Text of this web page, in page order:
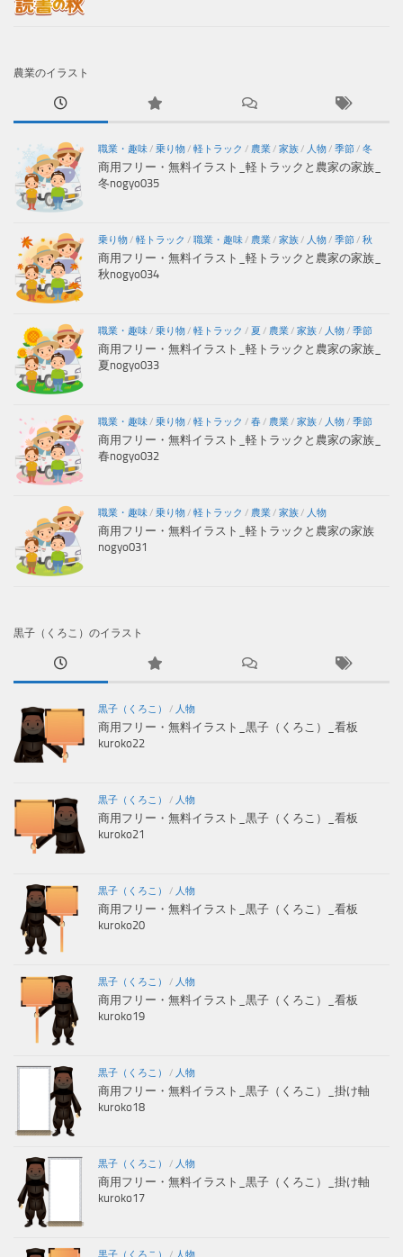
農業のイラスト
職業・趣味/ 乗り物/ 軽トラック / 農業/ 家族/ 人物/ 季節/ 冬
商用フリー・無料イラスト_軽トラックと農家の家族_
冬nogyo035
乗り物/ 軽トラック / 職業・趣味/ 農業/ 家族/ 人物/ 季節/ 秋
商用フリー・無料イラスト_軽トラックと農家の家族_
秋nogyo034
職業・趣味/ 乗り物/ 軽トラック / 夏 / 農業/ 家族/ 人物/ 季節
商用フリー・無料イラスト_軽トラックと農家の家族_
夏nogyo033
職業・趣味/ 乗り物/ 軽トラック / 春/ 農業/ 家族/ 人物/ 季節
商用フリー・無料イラスト_軽トラックと農家の家族_
春nogyo032
職業・趣味/ 乗り物/ 軽トラック / 農業/ 家族/ 人物
商用フリー・無料イラスト_軽トラックと農家の家族
nogyo031
黒子（くろこ）のイラスト
黒子（くろこ） / 人物
商用フリー・無料イラスト_黒子（くろこ）_看板
kuroko22
黒子（くろこ） / 人物
商用フリー・無料イラスト_黒子（くろこ）_看板
kuroko21
黒子（くろこ） / 人物
商用フリー・無料イラスト_黒子（くろこ）_看板
kuroko20
黒子（くろこ） / 人物
商用フリー・無料イラスト_黒子（くろこ）_看板
kuroko19
黒子（くろこ） / 人物
商用フリー・無料イラスト_黒子（くろこ）_掛け軸
kuroko18
黒子（くろこ） / 人物
商用フリー・無料イラスト_黒子（くろこ）_掛け軸
kuroko17